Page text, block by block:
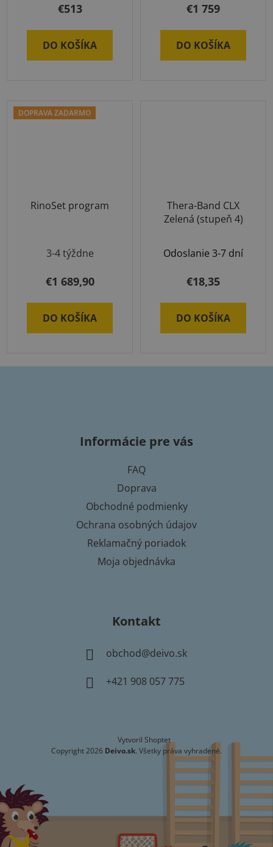
€513
DO KOŠÍKA
€1 759
DO KOŠÍKA
DOPRAVA ZADARMO
RinoSet program
3-4 týždne
€1 689,90
DO KOŠÍKA
Thera-Band CLX
Zelená (stupeň 4)
Odoslanie 3-7 dní
€18,35
DO KOŠÍKA
Informácie pre vás
FAQ
Doprava
Obchodné podmienky
Ochrana osobných údajov
Reklamačný poriadok
Moja objednávka
Kontakt
obchod@deivo.sk
+421 908 057 775
Vytvoril Shoptet
Copyright 2026 Deivo.sk. Všetky práva vyhradené.